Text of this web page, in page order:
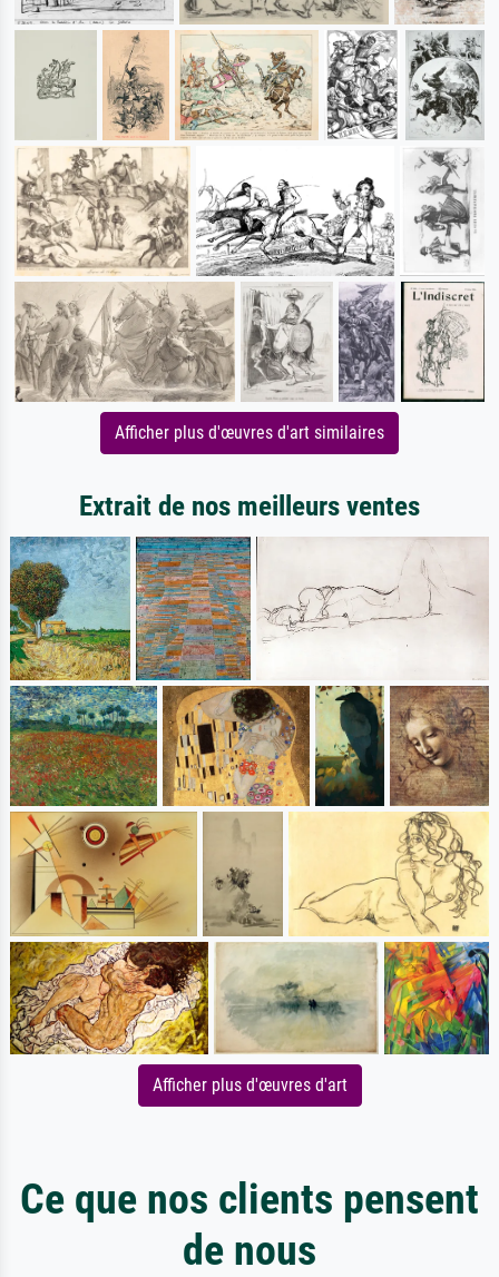
Afficher plus d'œuvres d'art similaires
Extrait de nos meilleurs ventes
Afficher plus d'œuvres d'art
Ce que nos clients pensent
de nous